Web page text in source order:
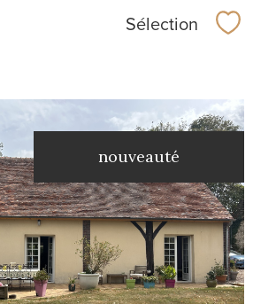
Sélection
nouveauté
voir le
bien